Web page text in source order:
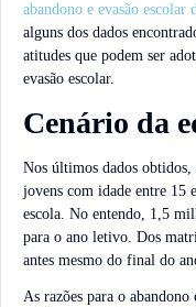
abandono e evasão escolar
alguns dos dados
atitudes que podem ser
evasão escolar.
Cenário da
Nos últimos dados
jovens com idade entre 15
escola. No entendo, 1,5
para o ano letivo. Dos
antes mesmo do final do
As razões para o